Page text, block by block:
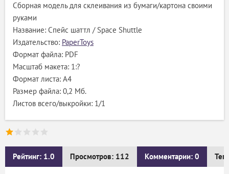
Сборная модель для склеивания из бумаги/картона своими
руками
Название: Спейс шаттл / Space Shuttle
Издательство: PaperToys
Формат файла: PDF
Масштаб макета: 1:?
Формат листа: А4
Размер файла: 0,2 Мб.
Листов всего/выкройки: 1/1
Рейтинг: 1.0 Просмотров: 112 Комментарии: 0